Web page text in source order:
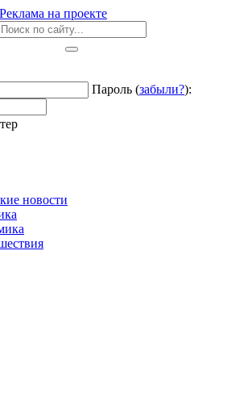
Реклама на проекте
Пароль (забыли?):
новости